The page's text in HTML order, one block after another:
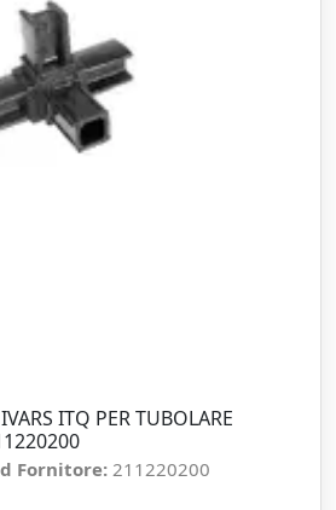
ITQ PER TUBOLARE
Fornitore: 211220200